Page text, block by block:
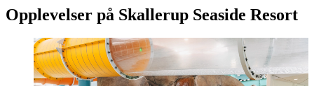
Opplevelser på Skallerup Seaside Resort